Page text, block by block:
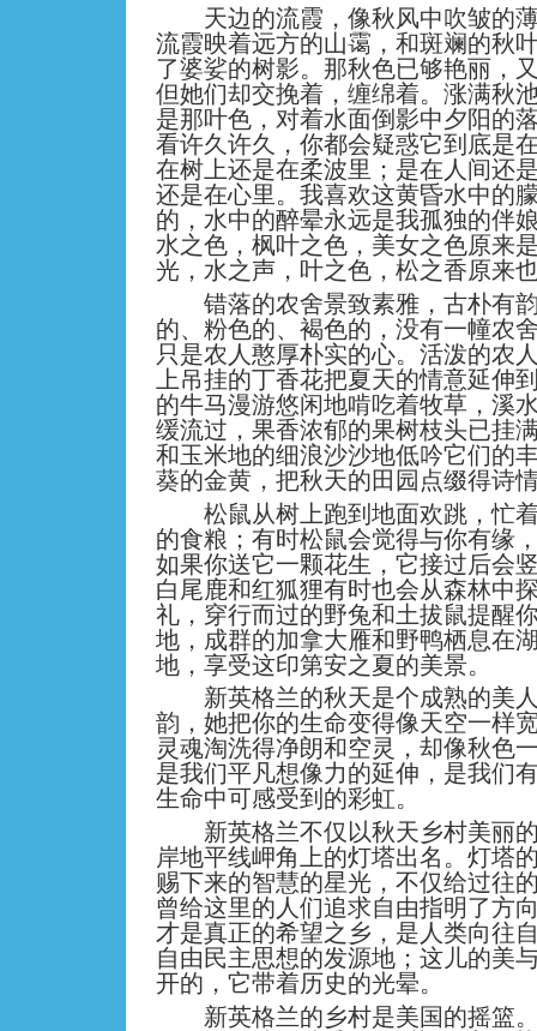
天边的流霞，像秋风中吹皱的薄
流霞映着远方的山霭，和斑斓的秋
了婆娑的树影。那秋色已够艳丽，
但她们却交挽着，缠绵着。涨满秋
是那叶色，对着水面倒影中夕阳的
看许久许久，你都会疑惑它到底是
在树上还是在柔波里；是在人间还
还是在心里。我喜欢这黄昏水中的
的，水中的醉晕永远是我孤独的伴
水之色，枫叶之色，美女之色原来
光，水之声，叶之色，松之香原来
错落的农舍景致素雅，古朴有韵
的、粉色的、褐色的，没有一幢农
只是农人憨厚朴实的心。活泼的农
上吊挂的丁香花把夏天的情意延伸
的牛马漫游悠闲地啃吃着牧草，溪
缓流过，果香浓郁的果树枝头已挂
和玉米地的细浪沙沙地低吟它们的
葵的金黄，把秋天的田园点缀得诗
松鼠从树上跑到地面欢跳，忙着
的食粮；有时松鼠会觉得与你有缘
如果你送它一颗花生，它接过后会
白尾鹿和红狐狸有时也会从森林中
礼，穿行而过的野兔和土拔鼠提醒
地，成群的加拿大雁和野鸭栖息在
地，享受这印第安之夏的美景。
新英格兰的秋天是个成熟的美人
韵，她把你的生命变得像天空一样
灵魂淘洗得净朗和空灵，却像秋色
是我们平凡想像力的延伸，是我们
生命中可感受到的彩虹。
新英格兰不仅以秋天乡村美丽的
岸地平线岬角上的灯塔出名。灯塔
赐下来的智慧的星光，不仅给过往
曾给这里的人们追求自由指明了方
才是真正的希望之乡，是人类向往
自由民主思想的发源地；这儿的美
开的，它带着历史的光晕。
新英格兰的乡村是美国的摇篮。